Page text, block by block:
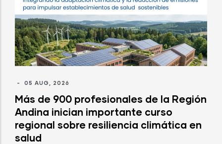
- 05 AUG, 2026
Más de 900 profesionales de la Región
Andina inician importante curso
regional sobre resiliencia climática en
salud